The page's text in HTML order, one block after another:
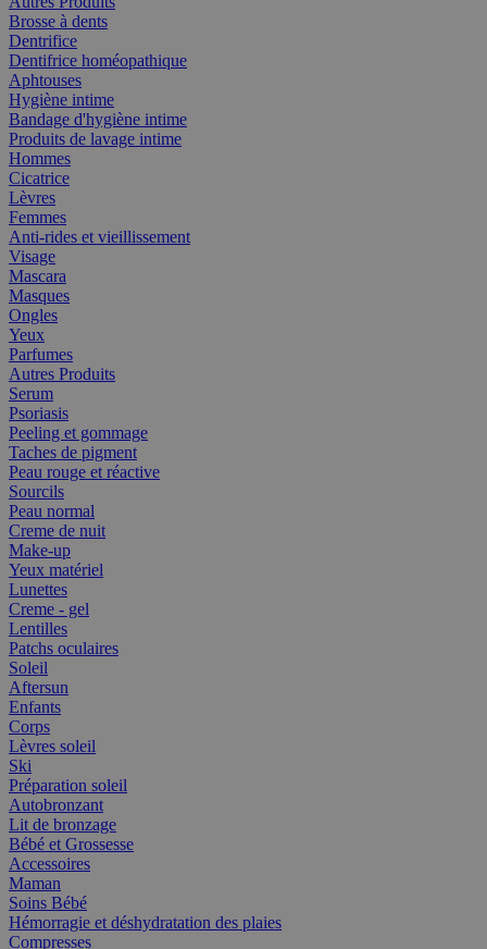
Brosse à dents
Dentrifice
Dentifrice homéopathique
Aphtouses
Hygiène intime
Bandage d'hygiène intime
Produits de lavage intime
Hommes
Cicatrice
Lèvres
Femmes
Anti-rides et vieillissement
Visage
Mascara
Masques
Ongles
Yeux
Parfumes
Autres Produits
Serum
Psoriasis
Peeling et gommage
Taches de pigment
Peau rouge et réactive
Sourcils
Peau normal
Creme de nuit
Make-up
Yeux matériel
Lunettes
Creme - gel
Lentilles
Patchs oculaires
Soleil
Aftersun
Enfants
Corps
Lèvres soleil
Ski
Préparation soleil
Autobronzant
Lit de bronzage
Bébé et Grossesse
Accessoires
Maman
Soins Bébé
Hémorragie et déshydratation des plaies
Compresses